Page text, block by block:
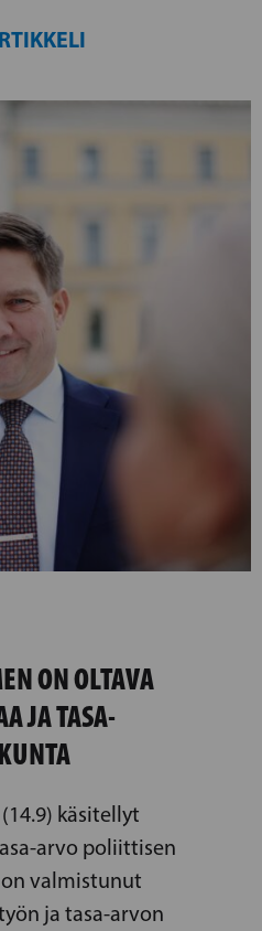
ON OLTAVA
JA TASA-
käsitellyt
arvo poliittisen
valmistunut
ja tasa-arvon